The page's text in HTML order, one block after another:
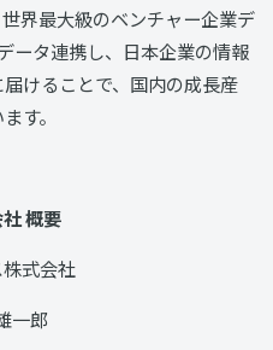
界最大級のベンチャー企業デ
ータ連携し、日本企業の情報
けることで、国内の成長産
す。
概要
式会社
一郎